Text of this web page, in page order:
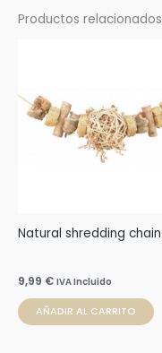
Productos relacionados
Natural shredding chain
9,99 € IVA Incluido
AÑADIR AL CARRITO